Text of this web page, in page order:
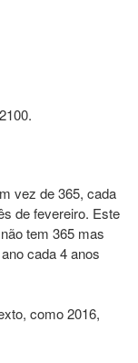
vez de 365, cada
de fevereiro. Este
tem 365 mas
cada 4 anos
como 2016,